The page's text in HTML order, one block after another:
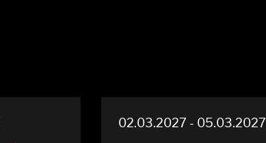
02.03.2027 - 05.03.2027